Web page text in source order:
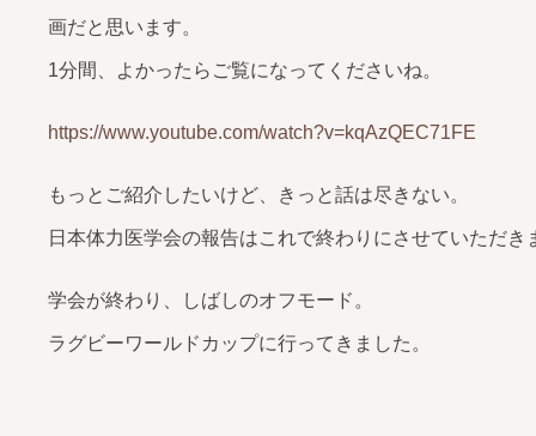
画だと思います。
1分間、よかったらご覧になってくださいね。
https://www.youtube.com/watch?v=kqAzQEC71FE
もっとご紹介したいけど、きっと話は尽きない。
日本体力医学会の報告はこれで終わりにさせていただ
学会が終わり、しばしのオフモード。
ラグビーワールドカップに行ってきました。